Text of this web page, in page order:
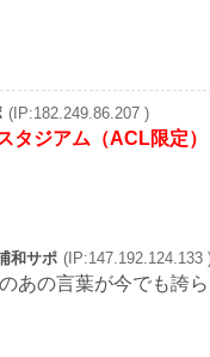
(IP:182.249.86.207 )
タジアム（ACL限定）
和サポ (IP:147.192.124.133
あの言葉が今でも誇ら